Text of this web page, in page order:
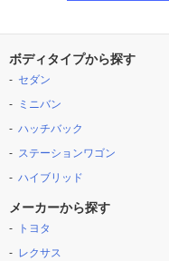
ボディタイプから探す
セダン
ミニバン
ハッチバック
ステーションワゴン
ハイブリッド
メーカーから探す
トヨタ
レクサス